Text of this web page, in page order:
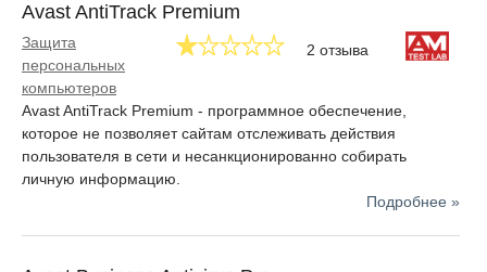
Для обычных пользователей продукт предоставляет
виртуальную частную сеть - VPN-клиент. Используя ее,
клиент может выходить в сеть через специальный сервер, а
не напрямую. При этом обмен данными между ними
шифруется, что защищает от перехвата данных
злоумышленниками. Также это дает возможность работать в
сети анонимно, клиента нельзя отследить по
географическому положению.
Avast AntiTrack Premium
2 отзыва
Защита
персональных
компьютеров
Avast AntiTrack Premium - программное обеспечение,
которое не позволяет сайтам отслеживать действия
пользователя в сети и несанкционированно собирать
личную информацию.
Подробнее »